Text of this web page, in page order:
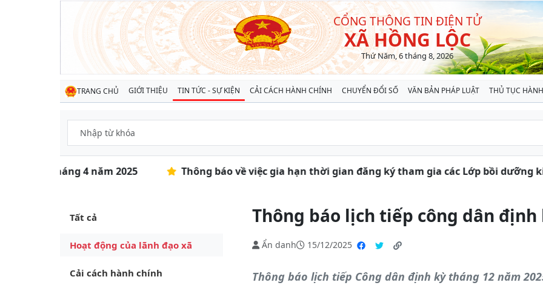
CỔNG THÔNG TIN ĐIỆN TỬ
XÃ HỒNG LỘC
Thứ Năm, 6 tháng 8, 2026
TRANG CHỦ GIỚI THIỆU TIN TỨC - SỰ KIỆN CẢI CÁCH HÀNH CHÍNH CHUYỂN ĐỔI SỐ VĂN BẢN PHÁP LUẬT THỦ TỤC
kỳ tháng 4 năm 2025 Thông báo về việc gia hạn thời gian đăng ký tham gia các Lớp bồi dưỡng
Tất cả
Hoạt động của lãnh đạo xã
Cải cách hành chính
Thông báo lịch tiếp công dân định
Ẩn danh 15/12/2025
Thông báo lịch tiếp Công dân định kỳ tháng 12 năm